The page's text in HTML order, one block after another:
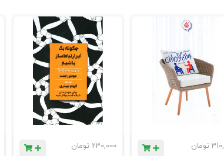
تومان 230,000 تومان